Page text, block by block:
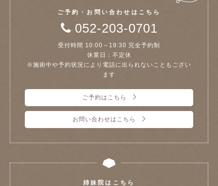
ご予約・お問い合わせはこちら
052-203-0701
受付時間 10:00～19:30 完全予約制
休業日：不定休
※施術中や予約状況により電話に出られないこともござい
ます
ご予約はこちら
お問い合わせはこちら
姉妹院はこちら